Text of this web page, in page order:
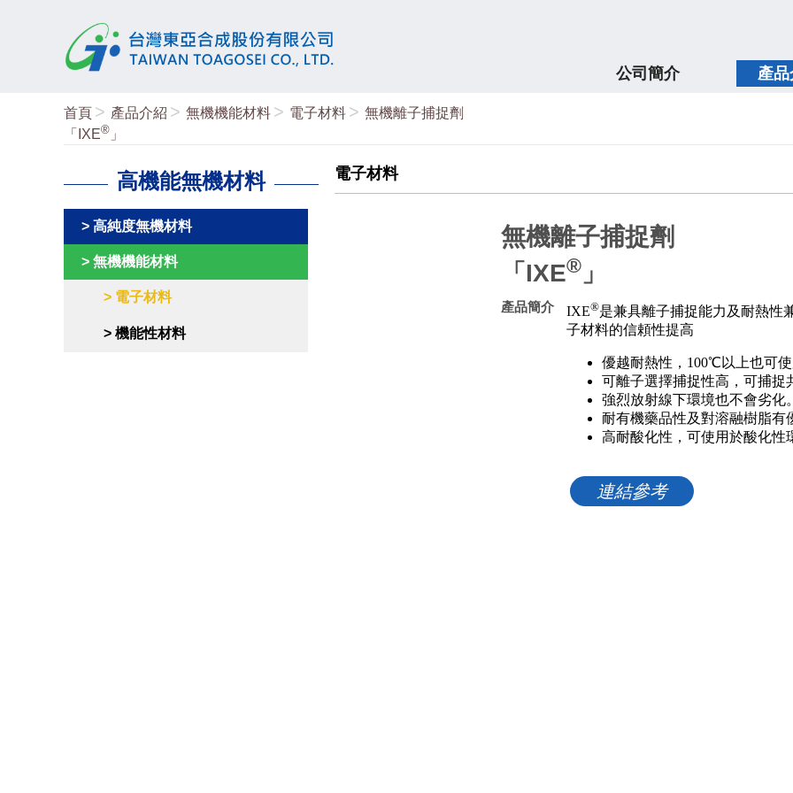
公司簡介 產
首頁 產品介紹 無機機能材料 電子材料
無機離子捕捉劑
「IXE® 」
高機能無機材料
高純度無機材料
無機機能材料
電子材料
機能性材料
電子材料
無機離子捕捉劑
「IXE® 」
產品簡介 IXE®是兼具離子捕捉能力及耐熱性
子材料的信頼性提高
優越耐熱性，100℃以上也可使
可離子選擇捕捉性高，可捕捉
強烈放射線下環境也不會劣化。
耐有機藥品性及對溶融樹脂有
高耐酸化性，可使用於酸化性
連結參考